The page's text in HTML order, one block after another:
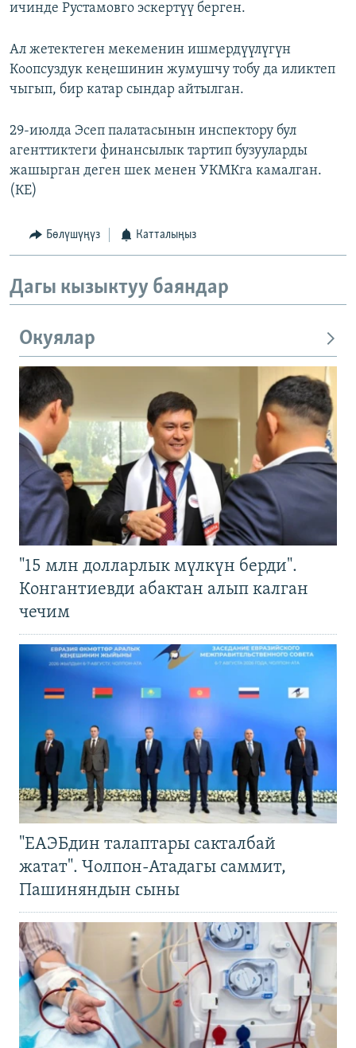
ичинде Рустамовго эскертүү берген.
Ал жетектеген мекеменин ишмердүүлүгүн
Коопсуздук кеңешинин жумушчу тобу да иликтеп
чыгып, бир катар сындар айтылган.
29-июлда Эсеп палатасынын инспектору бул
агенттиктеги финансылык тартип бузууларды
жашырган деген шек менен УКМКга камалган.
(КЕ)
Бөлүшүңүз Катталыңыз
Дагы кызыктуу баяндар
Окуялар
"15 млн долларлык мүлкүн берди".
Конгантиевди абактан алып калган
чечим
"ЕАЭБдин талаптары сакталбай
жатат". Чолпон-Атадагы саммит,
Пашиняндын сыны